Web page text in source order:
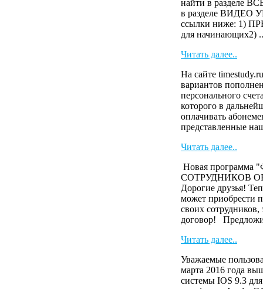
найти в разделе
в разделе ВИДЕО
ссылки ниже: 1)
для начинающих2)
Читать далее..
На сайте
вариантов
персонального
которого в
оплачивать
представленные
Читать далее..
Новая
СОТРУДНИКОВ
Дорогие друзья!
может приобрести
своих
договор!
Читать далее..
Уважаемые
марта 2016 года
системы IOS 9.3